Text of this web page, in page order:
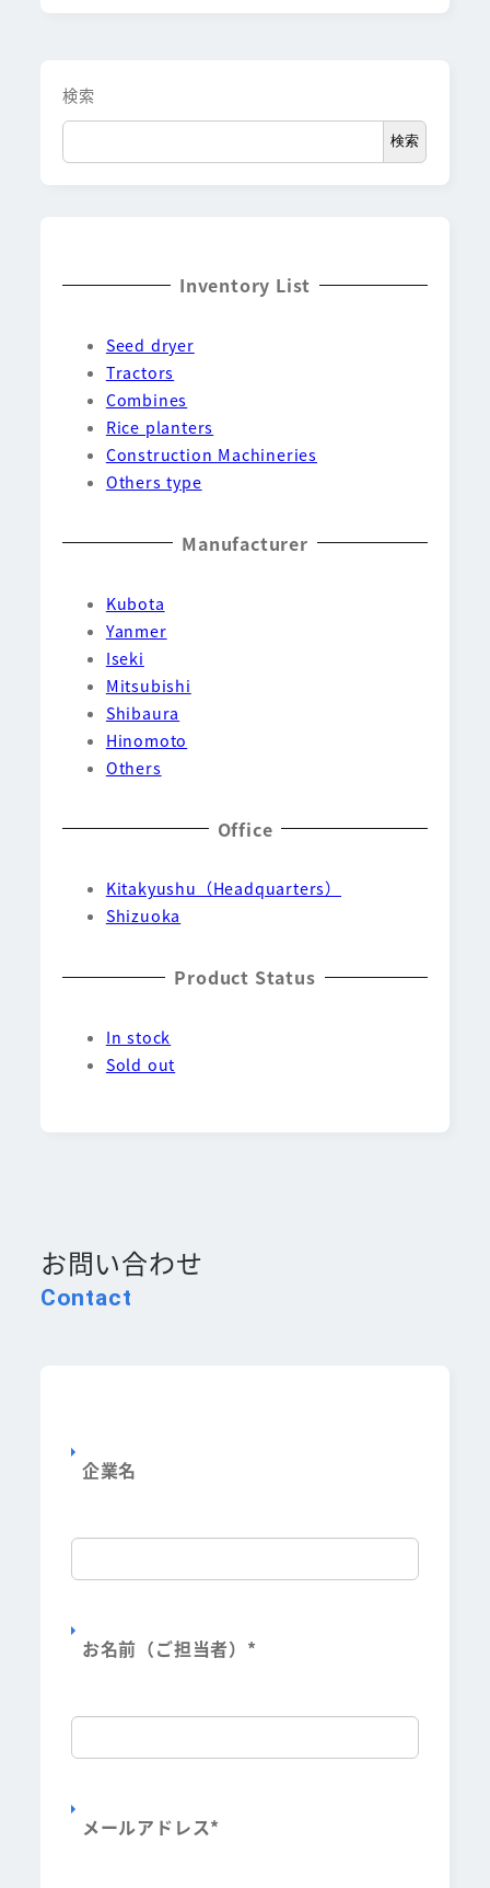
検索
検索
Inventory List
Seed dryer
Tractors
Combines
Rice planters
Construction Machineries
Others type
Manufacturer
Kubota
Yanmer
Iseki
Mitsubishi
Shibaura
Hinomoto
Others
Office
Kitakyushu（Headquarters）
Shizuoka
Product Status
In stock
Sold out
Contact
お問い合わせ
企業名
お名前（ご担当者） *
メールアドレス*